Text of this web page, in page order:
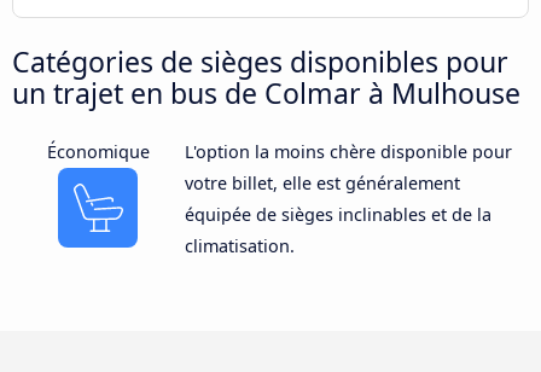
Catégories de sièges disponibles pour
un trajet en bus de Colmar à Mulhouse
Économique
L'option la moins chère disponible pour
votre billet, elle est généralement
équipée de sièges inclinables et de la
climatisation.